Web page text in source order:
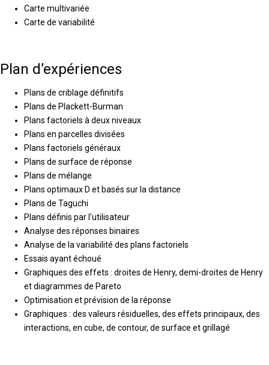
Carte multivariée
Carte de variabilité
Plan d’expériences
Plans de criblage définitifs
Plans de Plackett-Burman
Plans factoriels à deux niveaux
Plans en parcelles divisées
Plans factoriels généraux
Plans de surface de réponse
Plans de mélange
Plans optimaux D et basés sur la distance
Plans de Taguchi
Plans définis par l'utilisateur
Analyse des réponses binaires
Analyse de la variabilité des plans factoriels
Essais ayant échoué
Graphiques des effets : droites de Henry, demi-droites de Henry
et diagrammes de Pareto
Optimisation et prévision de la réponse
Graphiques : des valeurs résiduelles, des effets principaux, des
interactions, en cube, de contour, de surface et grillagé